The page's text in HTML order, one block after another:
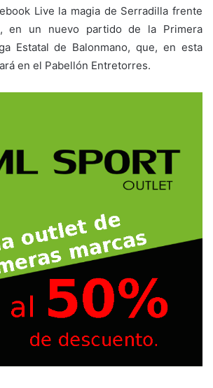
Live la magia de Serradilla frente
en un nuevo partido de la Primera
Estatal de Balonmano, que, en esta
en el Pabellón Entretorres.